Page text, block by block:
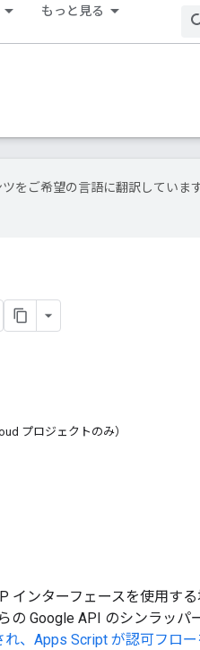
もっと見る
をご希望の言語に翻訳していま
プロジェクトのみ）
インターフェースを使用す
の Google API のシンラッパー
、Apps Script が認可フロー